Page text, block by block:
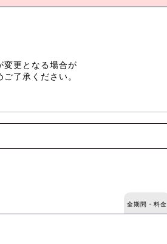
更となる場合が
了承ください。
全期間・料金